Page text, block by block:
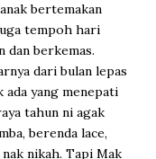
bertemakan
tempoh hari
dan berkemas.
dari bulan lepas
ada yang menepati
tahun ni agak
berenda lace,
nikah. Tapi Mak